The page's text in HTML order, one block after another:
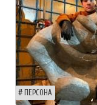
ПЕРСОНА